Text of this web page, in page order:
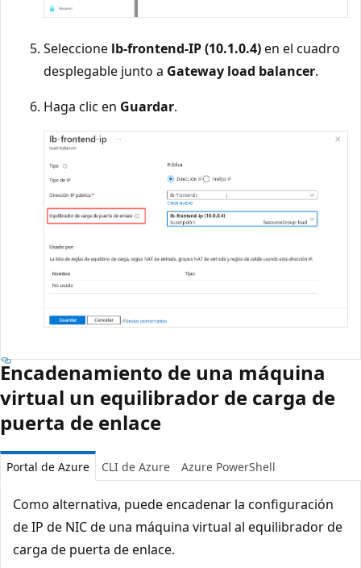
Seleccione lb-frontend-IP (10.1.0.4)en el cuadro
desplegable junto a Gateway load balancer.
Haga clic en Guardar.
Encadenamiento de una máquina
virtual un equilibrador de carga de
puerta de enlace
Portal de Azure CLI de Azure Azure PowerShell
Como alternativa, puede encadenar la configuración
de IP de NIC de una máquina virtual al equilibrador de
carga de puerta de enlace.